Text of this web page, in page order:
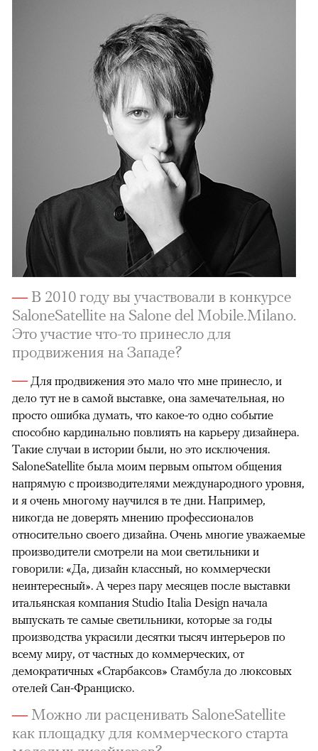
—В 2010 году вы участвовали в конкурсе
SaloneSatellite на Salone del Mobile.Milano.
Это участие что-то принесло для
продвижения на Западе?
—Для продвижения это мало что мне принесло, и
дело тут не в самой выставке, она замечательная, но
просто ошибка думать, что какое-то одно событие
способно кардинально повлиять на карьеру дизайнера.
Такие случаи в истории были, но это исключения.
SaloneSatellite была моим первым опытом общения
напрямую с производителями международного уровня,
и я очень многому научился в те дни. Например,
никогда не доверять мнению профессионалов
относительно своего дизайна. Очень многие уважаемые
производители смотрели на мои светильники и
говорили: «Да, дизайн классный, но коммерчески
неинтересный». А через пару месяцев после выставки
итальянская компания Studio Italia Design начала
выпускать те самые светильники, которые за годы
производства украсили десятки тысяч интерьеров по
всему миру, от частных до коммерческих, от
демократичных «Старбаксов» Стамбула до люксовых
отелей Сан-Франциско.
—Можно ли расценивать SaloneSatellite
как площадку для коммерческого старта